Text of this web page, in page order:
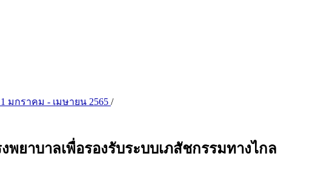
มกราคม - เมษายน 2565 /
พยาบาลเพื่อรองรับระบบเภสัชกรรมทางไกล